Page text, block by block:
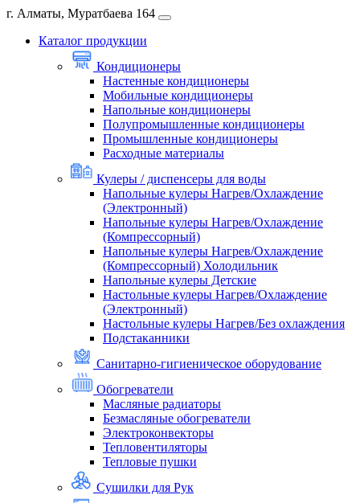
г. Алматы, Муратбаева 164
Каталог продукции
Кондиционеры
Настенные кондиционеры
Мобильные кондиционеры
Напольные кондиционеры
Полупромышленные кондиционеры
Промышленные кондиционеры
Расходные материалы
Кулеры / диспенсеры для воды
Напольные кулеры Нагрев/Охлаждение
(Электронный)
Напольные кулеры Нагрев/Охлаждение
(Компрессорный)
Напольные кулеры Нагрев/Охлаждение
(Компрессорный) Холодильник
Напольные кулеры Детские
Настольные кулеры Нагрев/Охлаждение
(Электронный)
Настольные кулеры Нагрев/Без охлаждения
Подстаканники
Санитарно-гигиеническое оборудование
Обогреватели
Масляные радиаторы
Безмасляные обогреватели
Электроконвекторы
Тепловентиляторы
Тепловые пушки
Сушилки для Рук